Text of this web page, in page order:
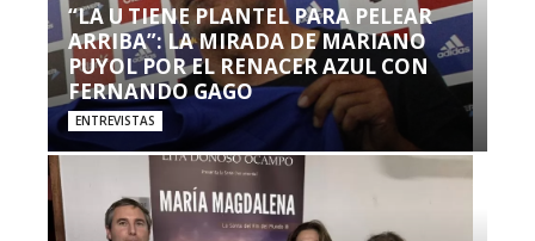
“LA U TIENE PLANTEL PARA PELEAR
ARRIBA”: LA MIRADA DE MARIANO
PUYOL POR EL RENACER AZUL CON
FERNANDO GAGO
ENTREVISTAS